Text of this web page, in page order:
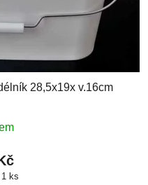
28,5x19x v.16cm
ks